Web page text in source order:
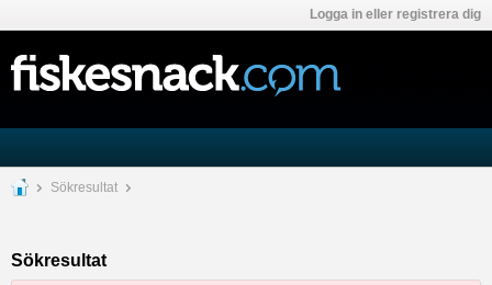
Logga in eller registrera dig
Sökresultat
Sökresultat